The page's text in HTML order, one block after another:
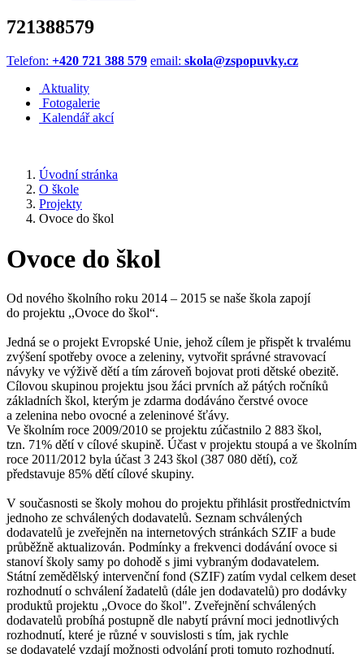
721388579
Telefon: +420 721 388 579 email: skola@zspopuvky.cz
Aktuality
Fotogalerie
Kalendář akcí
Úvodní stránka
O škole
Projekty
Ovoce do škol
Ovoce do škol
Od nového školního roku 2014 – 2015 se naše škola zapojí
do projektu ,,Ovoce do škol“.
Jedná se o projekt Evropské Unie, jehož cílem je přispět k trvalému
zvýšení spotřeby ovoce a zeleniny, vytvořit správné stravovací
návyky ve výživě dětí a tím zároveň bojovat proti dětské obezitě.
Cílovou skupinou projektu jsou žáci prvních až pátých ročníků
základních škol, kterým je zdarma dodáváno čerstvé ovoce
a zelenina nebo ovocné a zeleninové šťávy.
Ve školním roce 2009/2010 se projektu zúčastnilo 2 883 škol,
tzn. 71% dětí v cílové skupině. Účast v projektu stoupá a ve školním
roce 2011/2012 byla účast 3 243 škol (387 080 dětí), což
představuje 85% dětí cílové skupiny.
V současnosti se školy mohou do projektu přihlásit prostřednictvím
jednoho ze schválených dodavatelů. Seznam schválených
dodavatelů je zveřejněn na internetových stránkách SZIF a bude
průběžně aktualizován. Podmínky a frekvenci dodávání ovoce si
stanoví školy samy po dohodě s jimi vybraným dodavatelem.
Státní zemědělský intervenční fond (SZIF) zatím vydal celkem deset
rozhodnutí o schválení žadatelů (dále jen dodavatelů) pro dodávky
produktů projektu „Ovoce do škol". Zveřejnění schválených
dodavatelů probíhá postupně dle nabytí právní moci jednotlivých
rozhodnutí, které je různé v souvislosti s tím, jak rychle
se dodavatelé vzdají možnosti odvolání proti tomuto rozhodnutí.